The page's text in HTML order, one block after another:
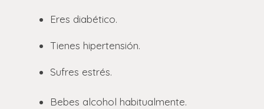
Eres diabético.
Tienes hipertensión.
Sufres estrés.
Bebes alcohol habitualmente.